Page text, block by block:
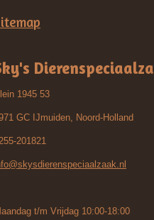
1945 53
GC IJmuiden, Noord-Holland
201821
t/m Vrijdag 10:00-18:00